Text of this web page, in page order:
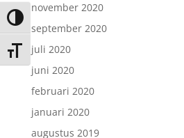
Keuze voor hoog contrast
Kies grootte van het lettertype
november 2020
september 2020
juli 2020
juni 2020
februari 2020
januari 2020
augustus 2019